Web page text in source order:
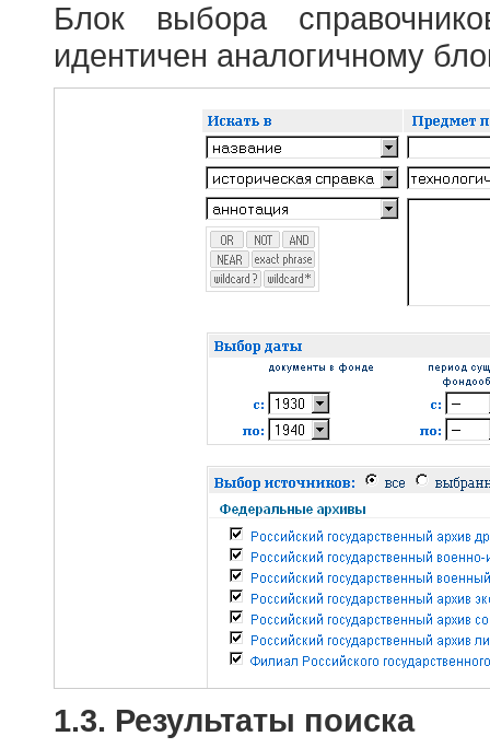
Блок выбора
идентичен аналогичному
1.3. Результаты поиска